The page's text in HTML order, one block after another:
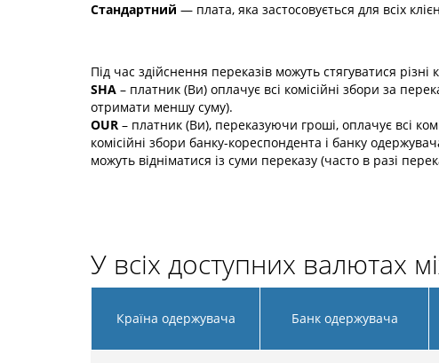
Стандартний — плата, яка застосовується для всіх
Під час здійснення переказів можуть стягуватися
SHA – платник (Ви) оплачує всі комісійні збори за
отримати меншу суму).
OUR – платник (Ви), переказуючи гроші, оплачує всі
комісійні збори банку-кореспондента і банку
можуть відніматися із суми переказу (часто в разі
У всіх доступних валютах
Країна одержувача Банк одержувача